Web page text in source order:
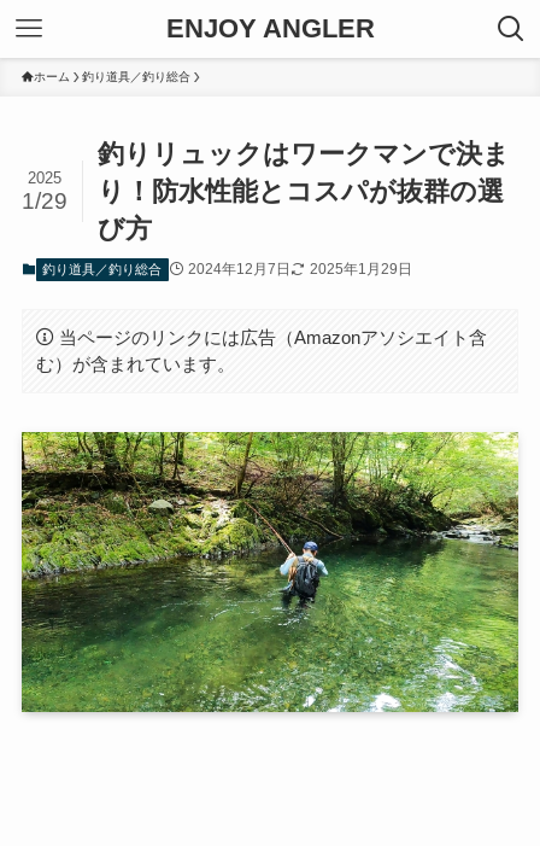
ENJOY ANGLER
ホーム 釣り道具／釣り総合
釣りリュックはワークマンで決ま
り！防水性能とコスパが抜群の選
び方
2025
1/29
釣り道具／釣り総合 2024年12月7日 2025年1月29日
当ページのリンクには広告（Amazonアソシエイト含
む）が含まれています。